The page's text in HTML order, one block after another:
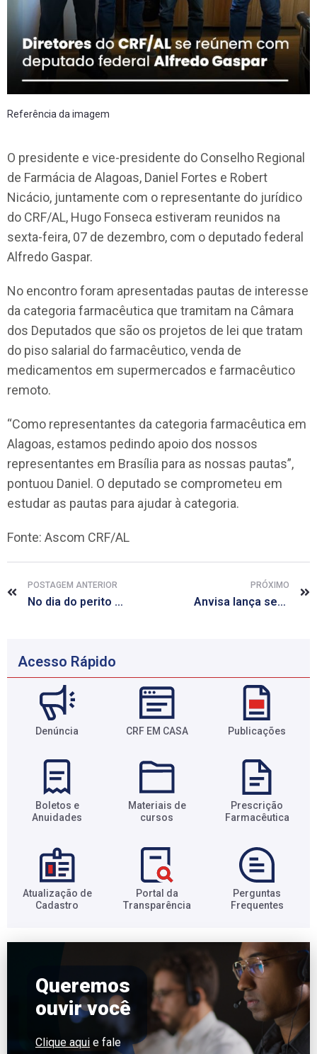
Referência da imagem
O presidente e vice-presidente do Conselho Regional
de Farmácia de Alagoas, Daniel Fortes e Robert
Nicácio, juntamente com o representante do jurídico
do CRF/AL, Hugo Fonseca estiveram reunidos na
sexta-feira, 07 de dezembro, com o deputado federal
Alfredo Gaspar.
No encontro foram apresentadas pautas de interesse
da categoria farmacêutica que tramitam na Câmara
dos Deputados que são os projetos de lei que tratam
do piso salarial do farmacêutico, venda de
medicamentos em supermercados e farmacêutico
remoto.
“Como representantes da categoria farmacêutica em
Alagoas, estamos pedindo apoio dos nossos
representantes em Brasília para as nossas pautas”,
pontuou Daniel. O deputado se comprometeu em
estudar as pautas para ajudar à categoria.
Fonte: Ascom CRF/AL
POSTAGEM ANTERIOR
No dia do perito criminal, CRF/AL traz a história do farmacêutico perito Ken Ichi Namba
PRÓXIMO
Anvisa lança seu novo portal de legislação, o AnvisaLegis
Acesso Rápido
Denúncia CRF EM CASA Publicações
Boletos e
Anuidades​
Materiais de
cursos​
Prescrição
Farmacêutica​
Atualização de
Cadastro​
Portal da
Transparência​
Perguntas
Frequentes​
Queremos
ouvir você
Clique aqui e fale